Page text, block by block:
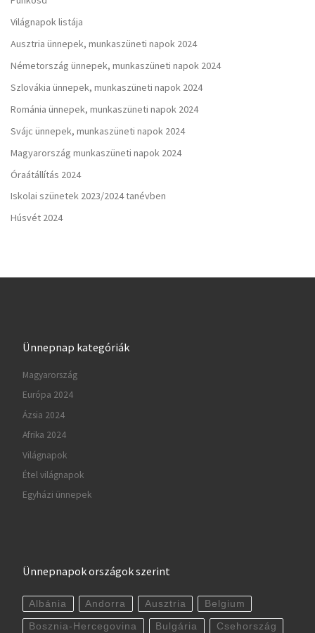
Világnapok listája
Ausztria ünnepek, munkaszüneti napok 2024
Németország ünnepek, munkaszüneti napok 2024
Szlovákia ünnepek, munkaszüneti napok 2024
Románia ünnepek, munkaszüneti napok 2024
Svájc ünnepek, munkaszüneti napok 2024
Magyarország munkaszüneti napok 2024
Óraátállítás 2024
Iskolai szünetek 2023/2024 tanévben
Húsvét 2024
Ünnepnap kategóriák
Magyarország
Európa 2024
Ázsia 2024
Afrika 2024
Világnapok
Étel világnapok
Egyházi ünnepek
Ünnepnapok országok szerint
Albánia Andorra Ausztria Belgium
Bosznia-Hercegovina Bulgária Csehország